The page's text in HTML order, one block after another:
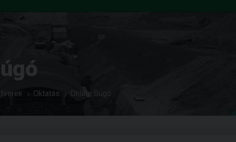
Oktatás Online Súgó